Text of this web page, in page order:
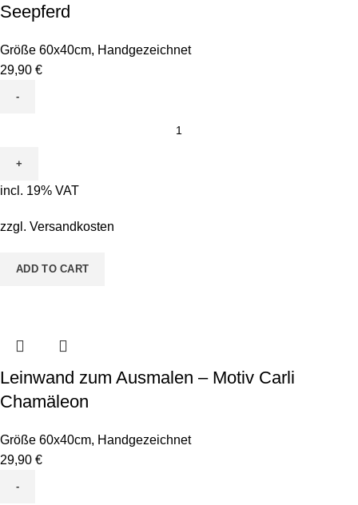
Seepferd
Größe 60x40cm, Handgezeichnet
29,90 €
Ausmalen
-
Sina
quantity
incl. 19% VAT
zzgl. Versandkosten
ADD TO CART
Leinwand zum Ausmalen – Motiv Carli
Chamäleon
Größe 60x40cm, Handgezeichnet
29,90 €